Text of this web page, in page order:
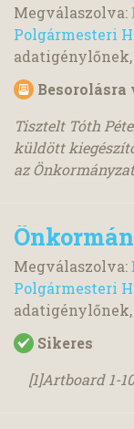
Megválaszolva:
Polgármesteri
adatigénylőnek,
Besorolásra
Tisztelt Tóth
küldött
az
Megválaszolva:
Polgármesteri
adatigénylőnek,
Sikeres
[1]Artboard 1-